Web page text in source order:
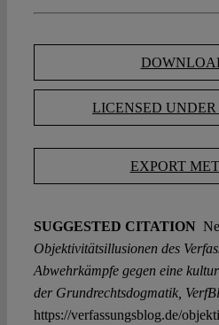
LICENSED UNDER
EXPORT
SUGGESTED CITATION
Objektivitätsillusionen des
Abwehrkämpfe gegen eine
der Grundrechtsdogmatik,
https://verfassungsblog.de/